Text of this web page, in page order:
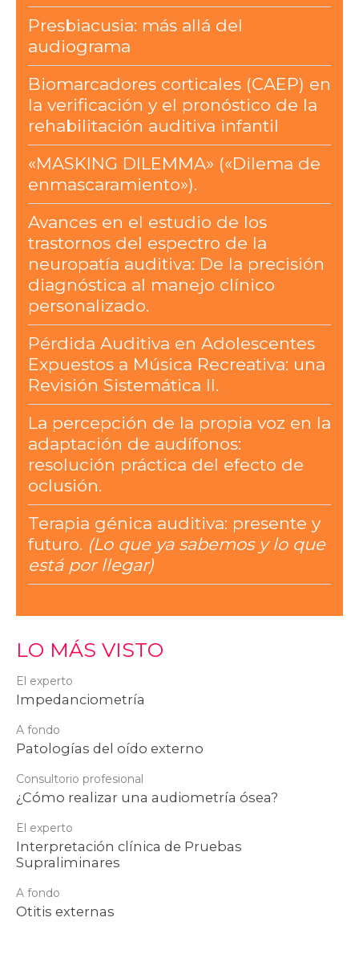
Presbiacusia: más allá del
audiograma
Biomarcadores corticales (CAEP) en
la verificación y el pronóstico de la
rehabilitación auditiva infantil
«MASKING DILEMMA» («Dilema de
enmascaramiento»).
Avances en el estudio de los
trastornos del espectro de la
neuropatía auditiva: De la precisión
diagnóstica al manejo clínico
personalizado.
Pérdida Auditiva en Adolescentes
Expuestos a Música Recreativa: una
Revisión Sistemática II.
La percepción de la propia voz en la
adaptación de audífonos:
resolución práctica del efecto de
oclusión.
Terapia génica auditiva: presente y
futuro. (Lo que ya sabemos y lo que
está por llegar)
LO MÁS VISTO
El experto
Impedanciometría
A fondo
Patologías del oído externo
Consultorio profesional
¿Cómo realizar una audiometría ósea?
El experto
Interpretación clínica de Pruebas
Supraliminares
A fondo
Otitis externas